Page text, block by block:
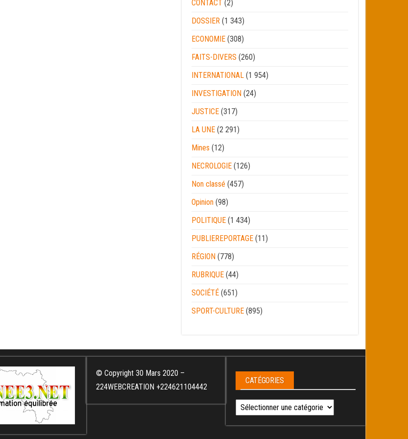
CONTACT (2)
DOSSIER (1 343)
ECONOMIE (308)
FAITS-DIVERS (260)
INTERNATIONAL (1 954)
INVESTIGATION (24)
JUSTICE (317)
LA UNE (2 291)
Mines (12)
NECROLOGIE (126)
Non classé (457)
Opinion (98)
POLITIQUE (1 434)
PUBLIEREPORTAGE (11)
RÉGION (778)
RUBRIQUE (44)
SOCIÉTÉ (651)
SPORT-CULTURE (895)
© Copyright 30 Mars 2020 –
224WEBCREATION +224621104442
CATÉGORIES
Catégories